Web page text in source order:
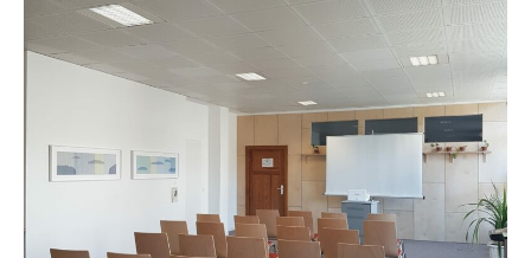
Work
Pflanzaktion